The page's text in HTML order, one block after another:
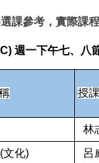
課參考，實際課
週一下午七、八
授
林
文化) 呂